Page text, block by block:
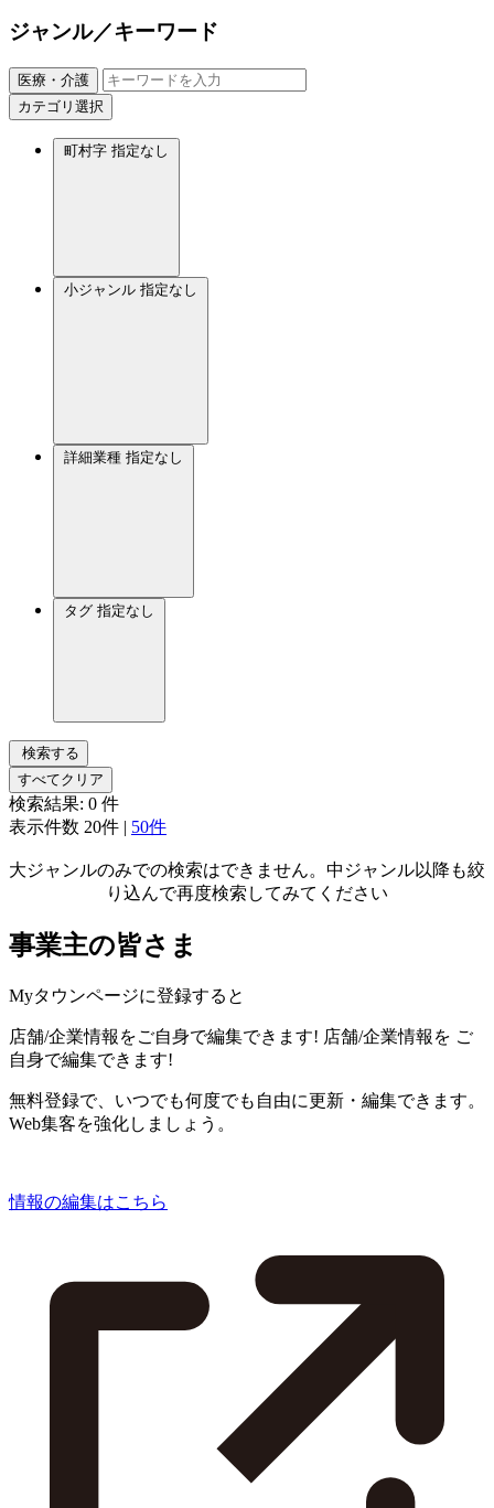
ジャンル／キーワード
医療・介護
カテゴリ選択
町村字 指定なし
小ジャンル 指定なし
詳細業種 指定なし
タグ 指定なし
検索する
すべてクリア
検索結果: 0 件
表示件数 20件 | 50件
大ジャンルのみでの検索はできません。中ジャンル以降も絞
り込んで再度検索してみてください
事業主の皆さま
Myタウンページに登録すると
店舗/企業情報をご自身で編集できます! 店舗/企業情報を ご
自身で編集できます!
無料登録で、いつでも何度でも自由に更新・編集できます。
Web集客を強化しましょう。
情報の編集はこちら